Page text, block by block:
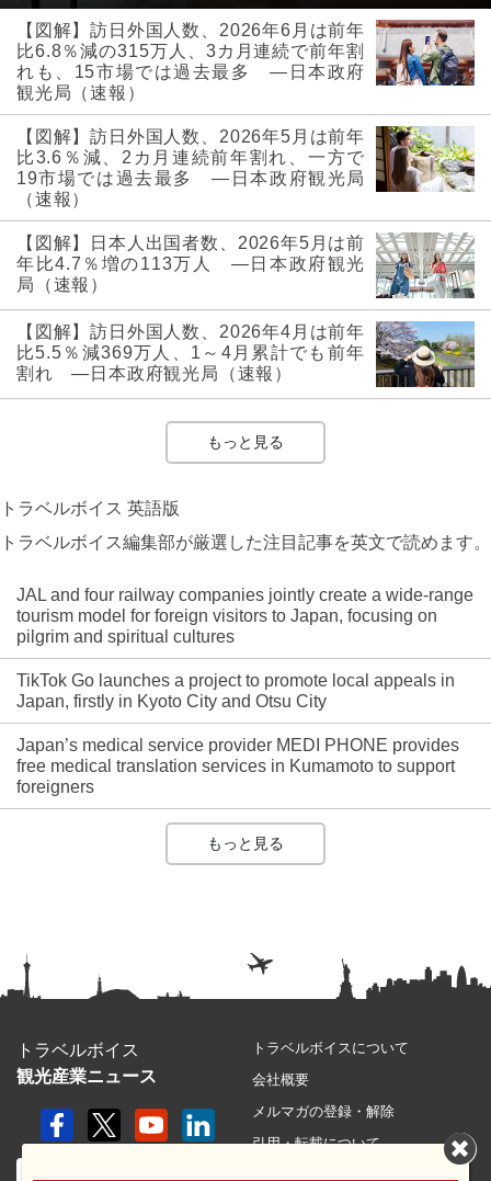
【図解】訪日外国人数、2026年6月は前年
比6.8％減の315万人、3カ月連続で前年割
れも、15市場では過去最多 ―日本政府
観光局（速報）
【図解】訪日外国人数、2026年5月は前年
比3.6％減、2カ月連続前年割れ、一方で
19市場では過去最多 ―日本政府観光局
（速報）
【図解】日本人出国者数、2026年5月は前
年比4.7％増の113万人 ―日本政府観光
局（速報）
【図解】訪日外国人数、2026年4月は前年
比5.5％減369万人、1～4月累計でも前年
割れ ―日本政府観光局（速報）
もっと見る
トラベルボイス 英語版
トラベルボイス編集部が厳選した注目記事を英文で読めます。
JAL and four railway companies jointly create a wide-range
tourism model for foreign visitors to Japan, focusing on
pilgrim and spiritual cultures
TikTok Go launches a project to promote local appeals in
Japan, firstly in Kyoto City and Otsu City
Japan’s medical service provider MEDI PHONE provides
free medical translation services in Kumamoto to support
foreigners
もっと見る
トラベルボイス
観光産業ニュース
トラベルボイスについて
会社概要
メルマガの登録・解除
引用・転載について